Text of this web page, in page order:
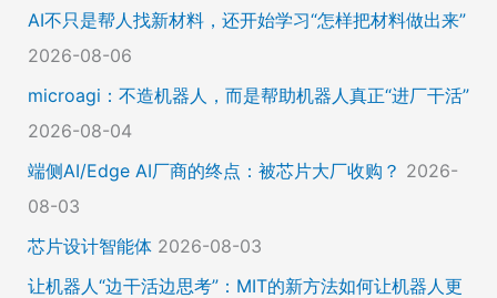
AI不只是帮人找新材料，还开始学习“怎样把材料做出来”
2026-08-06
microagi：不造机器人，而是帮助机器人真正“进厂干活”
2026-08-04
端侧AI/Edge AI厂商的终点：被芯片大厂收购？ 2026-
08-03
芯片设计智能体 2026-08-03
让机器人“边干活边思考”：MIT的新方法如何让机器人更